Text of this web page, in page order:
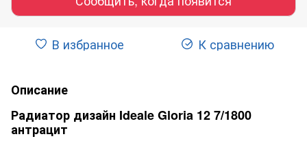
В избранное К сравнению
Описание
Радиатор дизайн Ideale Gloria 12 7/1800
антрацит